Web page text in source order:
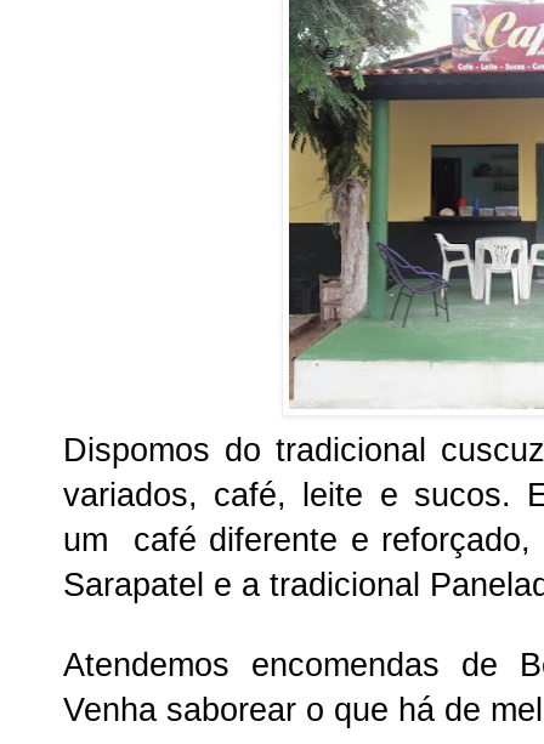
Dispomos do tradicional
variados, café, leite e sucos.
um café diferente e reforçado,
Sarapatel e a tradicional
Atendemos encomendas de
Venha saborear o que há de